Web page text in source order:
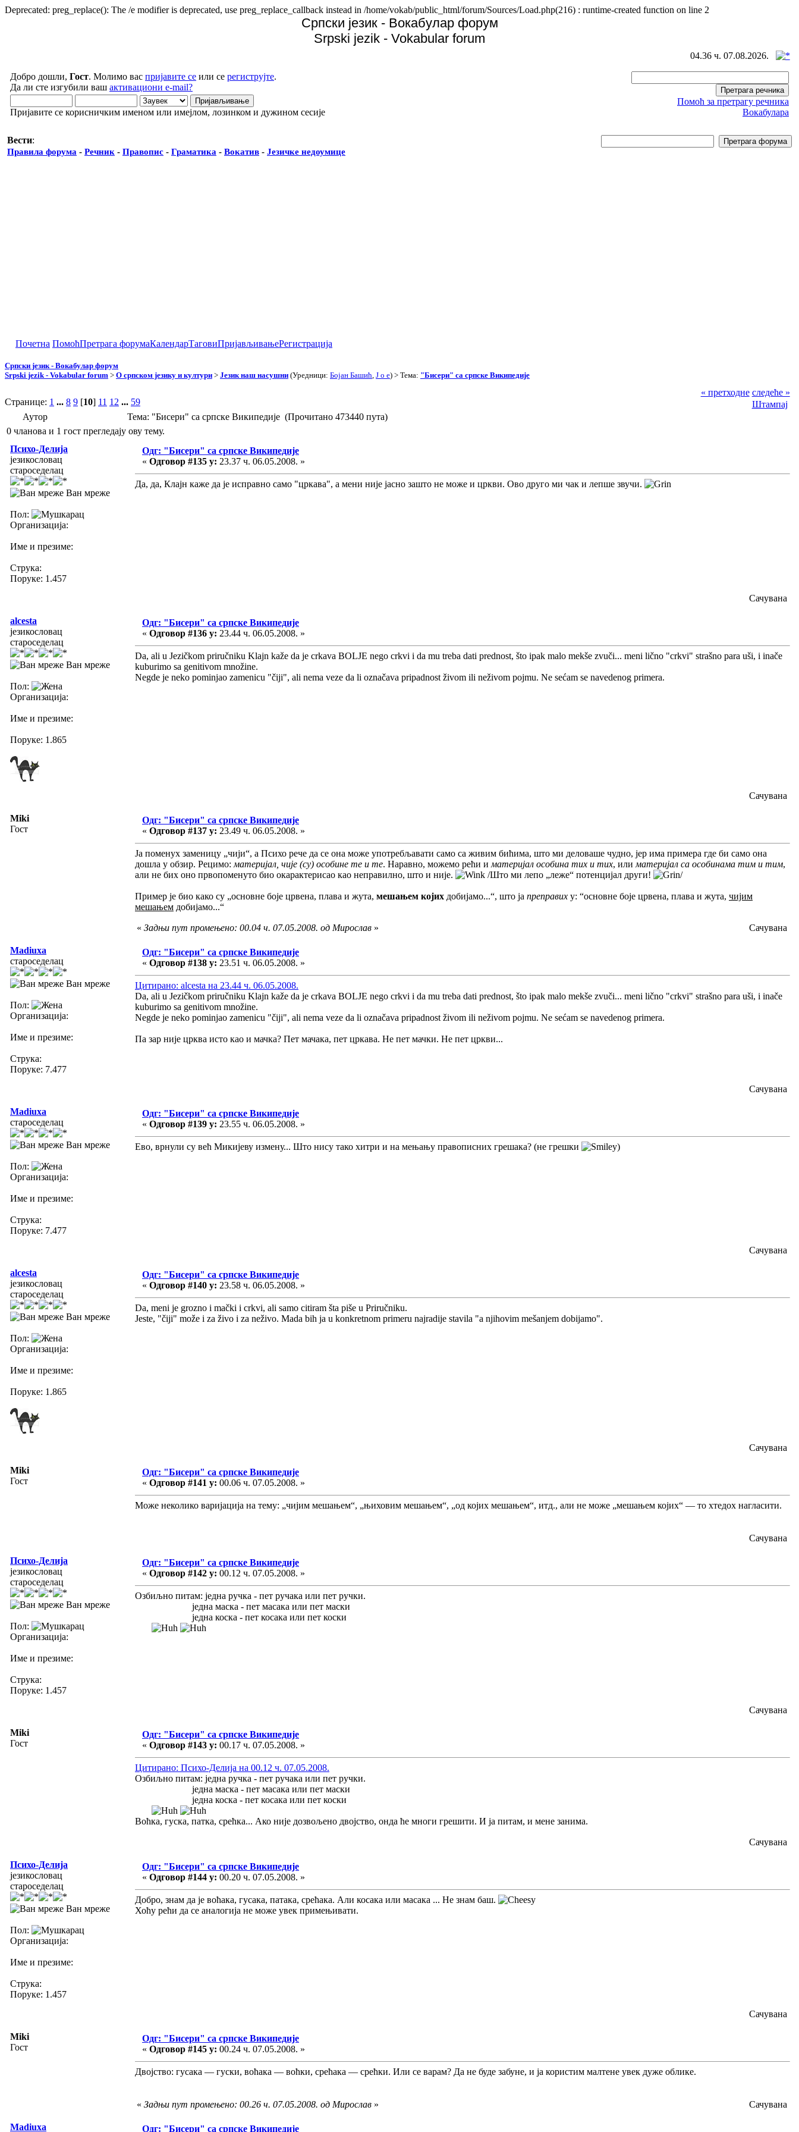
Deprecated: preg_replace(): The /e modifier is deprecated, use preg_replace_callback instead in /home/vokab/public_html/forum/Sources/Load.php(216) : runtime-created function on line 2
Српски језик - Вокабулар форум
Srpski jezik - Vokabular forum
04.36 ч. 07.08.2026.
Добро дошли, Гост. Молимо вас пријавите се или се региструјте.
Да ли сте изгубили ваш активациони e-mail?
Пријавите се корисничким именом или имејлом, лозинком и дужином сесије
Помоћ за претрагу речника
Вокабулара
Вести:
Правила форума - Речник - Правопис - Граматика - Вокатив - Језичке недоумице
Почетна ПомоћПретрага форумаКалендарТаговиПријављивањеРегистрација
Српски језик - Вокабулар форум
Srpski jezik - Vokabular forum > О српском језику и култури > Језик наш насушни (Уредници: Бојан Башић J o e) > Тема: "Бисери" са српске Википедије
Странице: 1 ... 8 9 [10] 11 12 ... 59
« претходне следеће »
Штампај
Аутор
Тема: "Бисери" са српске Википедије (Прочитано 473440 пута)
0 чланова и 1 гост прегледају ову тему.
Психо-Делија
језикословац
староседелац
Ван мреже
Пол:
Организација:
Име и презиме:
Струка:
Поруке: 1.457
Одг: "Бисери" са српске Википедије
« Одговор #135 у: 23.37 ч. 06.05.2008. »
Да, да, Клајн каже да је исправно само "цркава", а мени није јасно зашто не може и цркви. Ово друго ми чак и лепше звучи.
Сачувана
alcesta
језикословац
староседелац
Ван мреже
Пол:
Организација:
Име и презиме:
Поруке: 1.865
Одг: "Бисери" са српске Википедије
« Одговор #136 у: 23.44 ч. 06.05.2008. »
Da, ali u Jezičkom priručniku Klajn kaže da je crkava BOLJE nego crkvi i da mu treba dati prednost, što ipak malo mekše zvuči... meni lično "crkvi" strašno para uši, i inače
kuburimo sa genitivom množine.
Negde je neko pominjao zamenicu "čiji", ali nema veze da li označava pripadnost živom ili neživom pojmu. Ne sećam se navedenog primera.
Сачувана
Miki
Гост
Одг: "Бисери" са српске Википедије
« Одговор #137 у: 23.49 ч. 06.05.2008. »
Ја поменух заменицу „чији“, а Психо рече да се она може употребљавати само са живим бићима, што ми деловаше чудно, јер има примера где би само она
дошла у обзир. Рецимо: материјал, чије (су) особине те и те. Наравно, можемо рећи и материјал особина тих и тих, или материјал са особинама тим и тим,
али не бих оно првопоменуто био окарактерисао као неправилно, што и није.
/Што ми лепо „леже“ потенцијал други! /
Пример је био како су „основне боје црвена, плава и жута, мешањем којих добијамо...“, што ја преправих у: “основне боје црвена, плава и жута, чијим
мешањем добијамо...“
« Задњи пут промењено: 00.04 ч. 07.05.2008. од Мирослав » Сачувана
Madiuxa
староседелац
Ван мреже
Пол:
Организација:
Име и презиме:
Струка:
Поруке: 7.477
Одг: "Бисери" са српске Википедије
« Одговор #138 у: 23.51 ч. 06.05.2008. »
Цитирано: alcesta на 23.44 ч. 06.05.2008.
Da, ali u Jezičkom priručniku Klajn kaže da je crkava BOLJE nego crkvi i da mu treba dati prednost, što ipak malo mekše zvuči... meni lično "crkvi" strašno para uši, i inače
kuburimo sa genitivom množine.
Negde je neko pominjao zamenicu "čiji", ali nema veze da li označava pripadnost živom ili neživom pojmu. Ne sećam se navedenog primera.
Па зар није црква исто као и мачка? Пет мачака, пет цркава. Не пет мачки. Не пет цркви...
Сачувана
Madiuxa
староседелац
Ван мреже
Пол:
Организација:
Име и презиме:
Струка:
Поруке: 7.477
Одг: "Бисери" са српске Википедије
« Одговор #139 у: 23.55 ч. 06.05.2008. »
Ево, врнули су већ Микијеву измену... Што нису тако хитри и на мењању правописних грешака? (не грешки )
Сачувана
alcesta
језикословац
староседелац
Ван мреже
Пол:
Организација:
Име и презиме:
Поруке: 1.865
Одг: "Бисери" са српске Википедије
« Одговор #140 у: 23.58 ч. 06.05.2008. »
Da, meni je grozno i mački i crkvi, ali samo citiram šta piše u Priručniku.
Jeste, "čiji" može i za živo i za neživo. Mada bih ja u konkretnom primeru najradije stavila "a njihovim mešanjem dobijamo".
Сачувана
Miki
Гост
Одг: "Бисери" са српске Википедије
« Одговор #141 у: 00.06 ч. 07.05.2008. »
Може неколико варијација на тему: „чијим мешањем“, „њиховим мешањем“, „од којих мешањем“, итд., али не може „мешањем којих“ — то хтедох нагласити.
Сачувана
Психо-Делија
језикословац
староседелац
Ван мреже
Пол:
Организација:
Име и презиме:
Струка:
Поруке: 1.457
Одг: "Бисери" са српске Википедије
« Одговор #142 у: 00.12 ч. 07.05.2008. »
Озбиљно питам: једна ручка - пет ручака или пет ручки.
једна маска - пет масака или пет маски
једна коска - пет косака или пет коски
Сачувана
Miki
Гост
Одг: "Бисери" са српске Википедије
« Одговор #143 у: 00.17 ч. 07.05.2008. »
Цитирано: Психо-Делија на 00.12 ч. 07.05.2008.
Озбиљно питам: једна ручка - пет ручака или пет ручки.
једна маска - пет масака или пет маски
једна коска - пет косака или пет коски
Воћка, гуска, патка, срећка... Ако није дозвољено двојство, онда ће многи грешити. И ја питам, и мене занима.
Сачувана
Психо-Делија
језикословац
староседелац
Ван мреже
Пол:
Организација:
Име и презиме:
Струка:
Поруке: 1.457
Одг: "Бисери" са српске Википедије
« Одговор #144 у: 00.20 ч. 07.05.2008. »
Добро, знам да је воћака, гусака, патака, срећака. Али косака или масака ... Не знам баш.
Хоћу рећи да се аналогија не може увек примењивати.
Сачувана
Miki
Гост
Одг: "Бисери" са српске Википедије
« Одговор #145 у: 00.24 ч. 07.05.2008. »
Двојство: гусака — гуски, воћака — воћки, срећака — срећки. Или се варам? Да не буде забуне, и ја користим малтене увек дуже облике.
« Задњи пут промењено: 00.26 ч. 07.05.2008. од Мирослав » Сачувана
Madiuxa Одг: "Бисери" са српске Википедије